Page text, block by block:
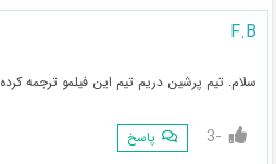
F.B
سلام. تیم پرشین دریم تیم این فیلمو ترجمه کرده
-3 پاسخ